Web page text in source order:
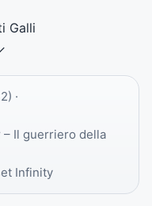
Galli
·
Il guerriero della
Infinity